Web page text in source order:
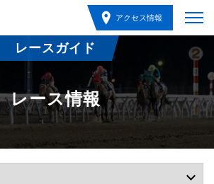
アクセス情報
レースガイド
レース情報